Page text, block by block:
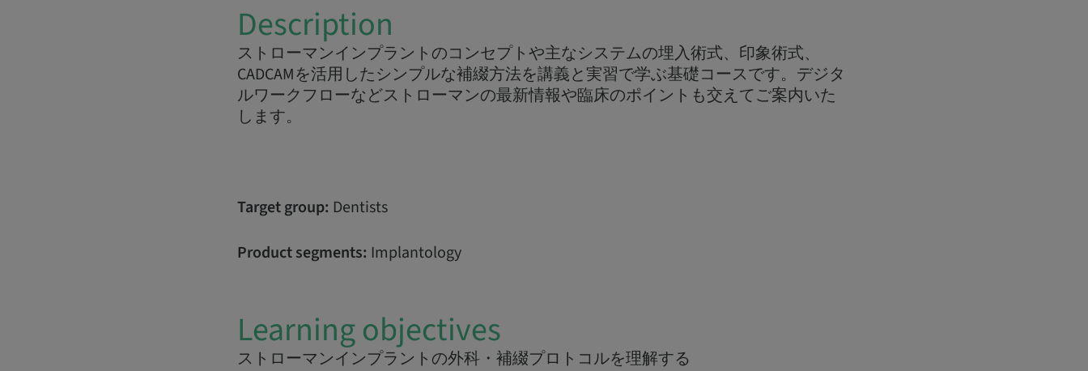
Description
ストローマンインプラントのコンセプトや主なシステムの埋入術式、印象術式、
CADCAMを活用したシンプルな補綴方法を講義と実習で学ぶ基礎コースです。デジタ
ルワークフローなどストローマンの最新情報や臨床のポイントも交えてご案内いた
します。
Target group: Dentists
Product segments: Implantology
Learning objectives
ストローマンインプラントの外科・補綴プロトコルを理解する